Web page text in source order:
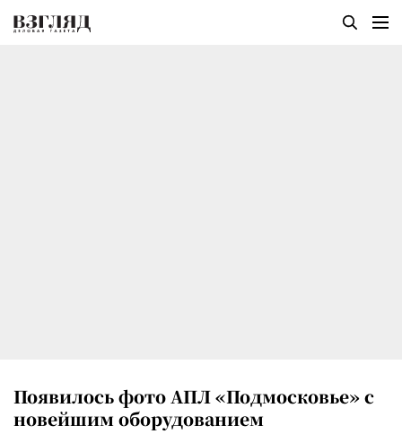
Появилось фото АПЛ «Подмосковье» с
новейшим оборудованием